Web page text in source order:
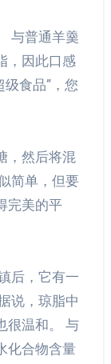
与普通羊羹
，因此口感
食品”，您
，然后将混
简单，但要
完美的平
后，它有一
说，琼脂中
很温和。 与
化合物含量